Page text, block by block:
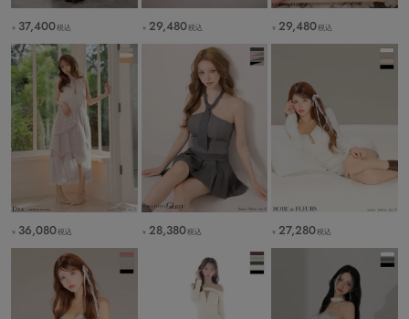
￥ 37,400税込 ￥ 29,480税込 ￥ 29,480税込
￥ 36,080税込 ￥ 28,380税込 ￥ 27,280税込